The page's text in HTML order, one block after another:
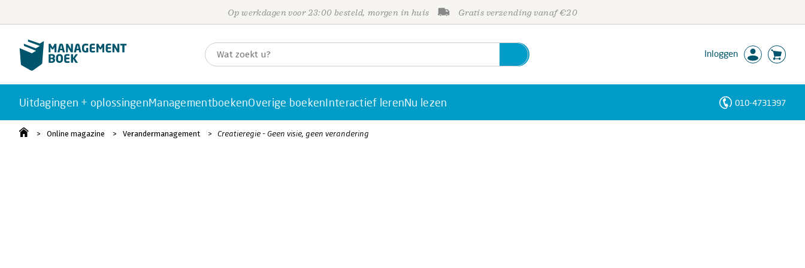
Op werkdagen voor 23:00 besteld, morgen in huis Gratis verzending vanaf €20
Inloggen
Uitdagingen + oplossingenManagementboekenOverige boekenInteractief lerenNu lezen 010-4731397
Online magazine Verandermanagement Creatieregie - Geen visie, geen verandering
Personen